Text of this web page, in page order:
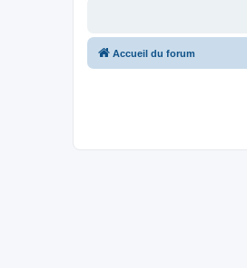
Accueil du forum